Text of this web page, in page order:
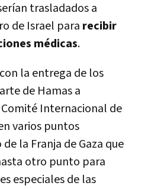
trasladados a
de Israel para recibir
médicas.
la entrega de los
de Hamas a
Internacional de
varios puntos
la Franja de Gaza que
otro punto para
especiales de las